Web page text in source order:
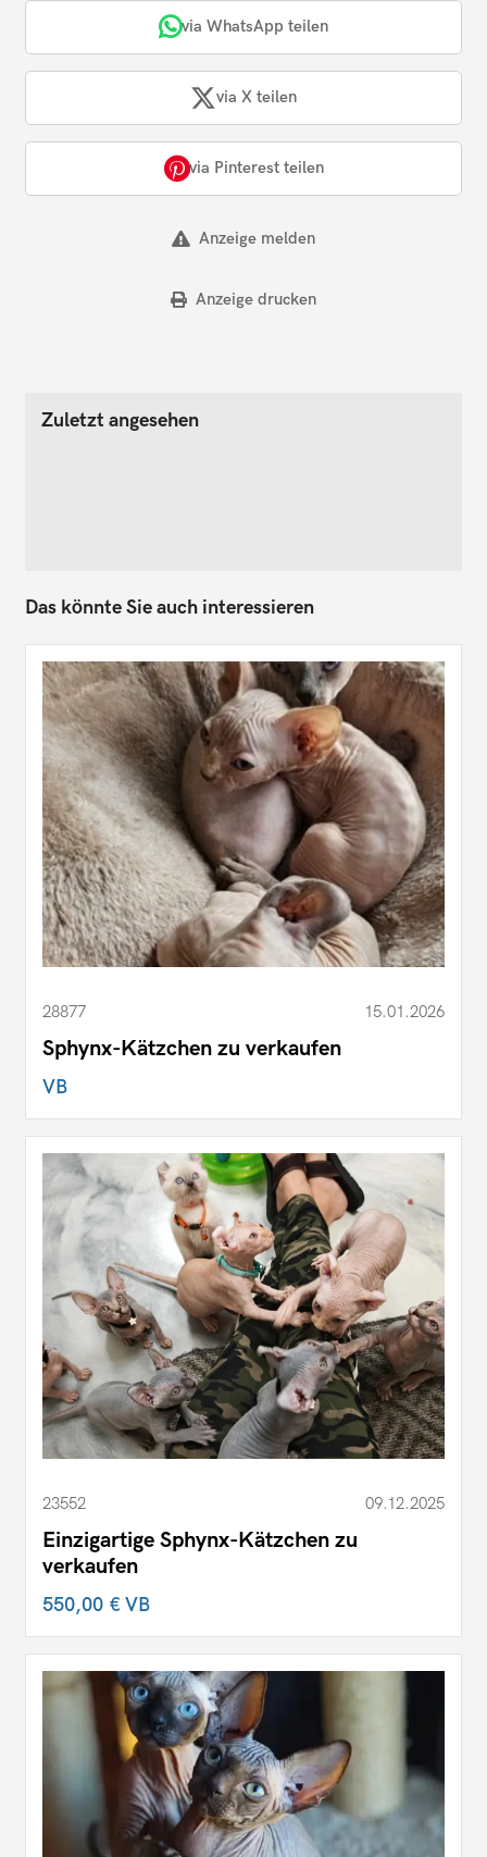
via WhatsApp teilen
via X teilen
via Pinterest teilen
Anzeige melden
Anzeige drucken
Zuletzt angesehen
Das könnte Sie auch interessieren
28877 15.01.2026
Sphynx-Kätzchen zu verkaufen
VB
23552 09.12.2025
Einzigartige Sphynx-Kätzchen zu
verkaufen
550,00 €VB